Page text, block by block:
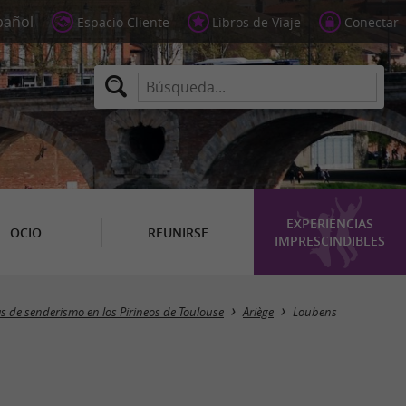
Espacio Cliente Libros de Viaje Conectar
OCIO REUNIRSE
EXPERIENCIAS
IMPRESCINDIBLES
Ocultar mapa
de senderismo en los Pirineos de Toulouse Ariège Loubens